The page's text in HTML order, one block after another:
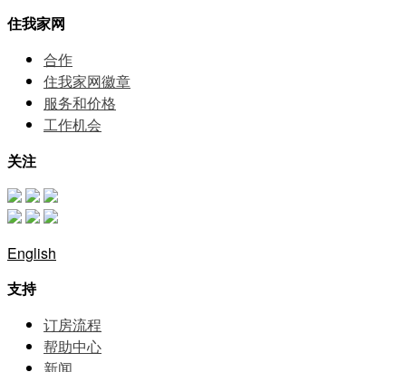
住我家网
合作
住我家网徽章
服务和价格
⼯作机会
关注
English
支持
订房流程
帮助中⼼